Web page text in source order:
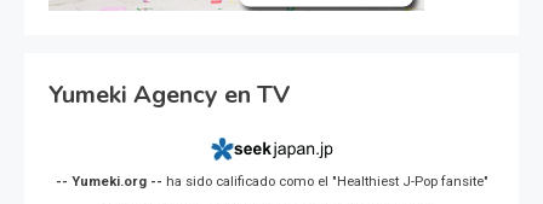
Yumeki Agency en TV
-- Yumeki.org -- ha sido calificado como el "Healthiest J-Pop fansite"